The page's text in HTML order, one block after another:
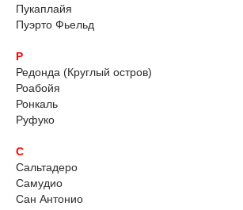
Пукаплайя
Пуэрто Фьельд
Р
Редонда (Круглый остров)
Роабойя
Ронкаль
Руфуко
С
Сальтадеро
Самудио
Сан Антонио